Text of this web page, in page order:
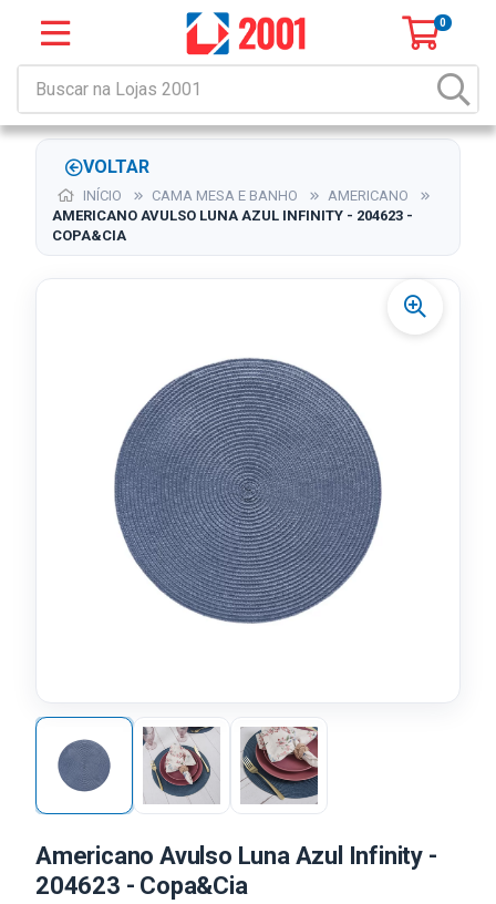
0
VOLTAR
INÍCIO CAMA MESA E BANHO
AMERICANO
AMERICANO AVULSO LUNA AZUL INFINITY - 204623 -
COPA&CIA
Americano Avulso Luna Azul Infinity -
204623 - Copa&Cia